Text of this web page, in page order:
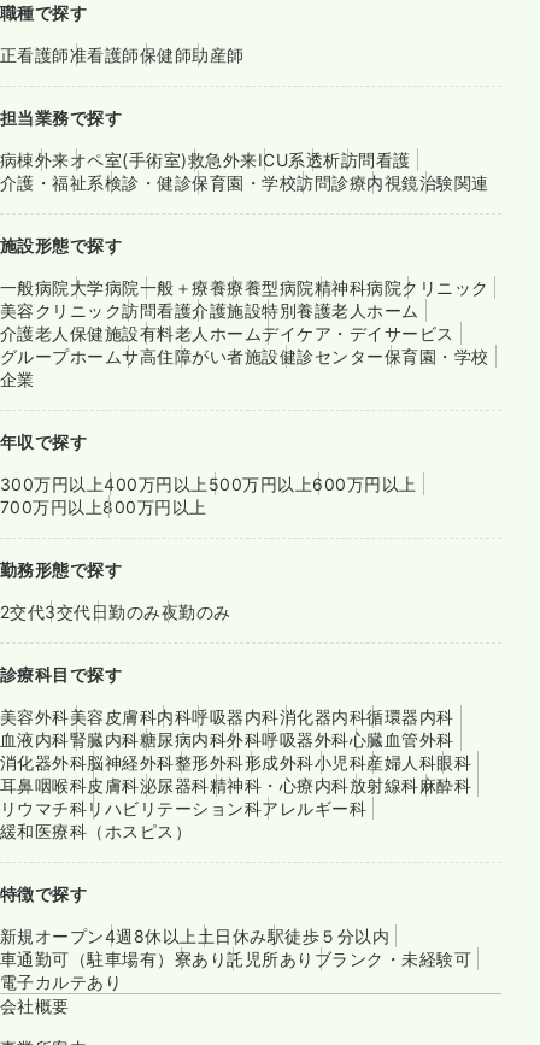
職種で探す
正看護師准看護師保健師助産師
担当業務で探す
病棟外来オペ室(手術室)救急外来ICU系透析訪問看護
介護・福祉系検診・健診保育園・学校訪問診療内視鏡治験関連
施設形態で探す
一般病院大学病院一般＋療養療養型病院精神科病院クリニック
美容クリニック訪問看護介護施設特別養護老人ホーム
介護老人保健施設有料老人ホームデイケア・デイサービス
グループホームサ高住障がい者施設健診センター保育園・学校
企業
年収で探す
300万円以上400万円以上 500万円以上600万円以上
700万円以上800万円以上
勤務形態で探す
2交代3交代日勤のみ夜勤のみ
診療科目で探す
美容外科美容皮膚科内科呼吸器内科消化器内科循環器内科
血液内科腎臓内科糖尿病内科外科呼吸器外科心臓血管外科
消化器外科脳神経外科整形外科形成外科小児科産婦人科眼科
耳鼻咽喉科皮膚科泌尿器科精神科・心療内科放射線科麻酔科
リウマチ科リハビリテーション科アレルギー科
緩和医療科（ホスピス）
特徴で探す
新規オープン4週8休以上 土日休み駅徒歩５分以内
車通勤可（駐車場有） 寮あり託児所あり ブランク・未経験可
電子カルテあり
会社概要